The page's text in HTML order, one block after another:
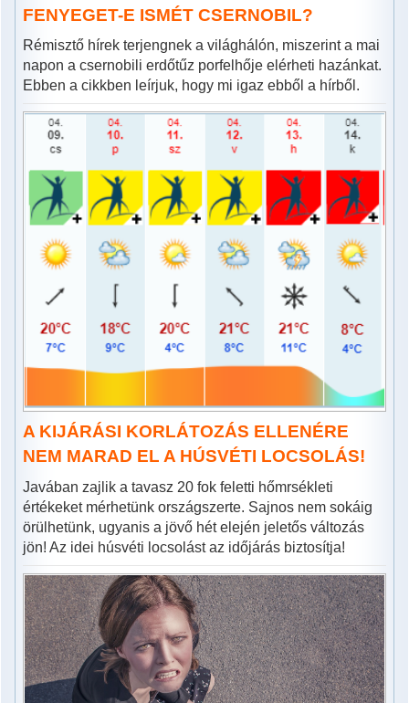
FENYEGET-E ISMÉT CSERNOBIL?
Rémisztő hírek terjengnek a világhálón, miszerint a mai
napon a csernobili erdőtűz porfelhője elérheti hazánkat.
Ebben a cikkben leírjuk, hogy mi igaz ebből a hírből.
A KIJÁRÁSI KORLÁTOZÁS ELLENÉRE
NEM MARAD EL A HÚSVÉTI LOCSOLÁS!
Javában zajlik a tavasz 20 fok feletti hőmrsékleti
értékeket mérhetünk országszerte. Sajnos nem sokáig
örülhetünk, ugyanis a jövő hét elején jeletős változás
jön! Az idei húsvéti locsolást az időjárás biztosítja!